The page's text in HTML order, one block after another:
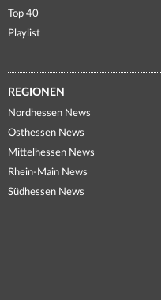
Top 40
Playlist
REGIONEN
Nordhessen News
Osthessen News
Mittelhessen News
Rhein-Main News
Südhessen News